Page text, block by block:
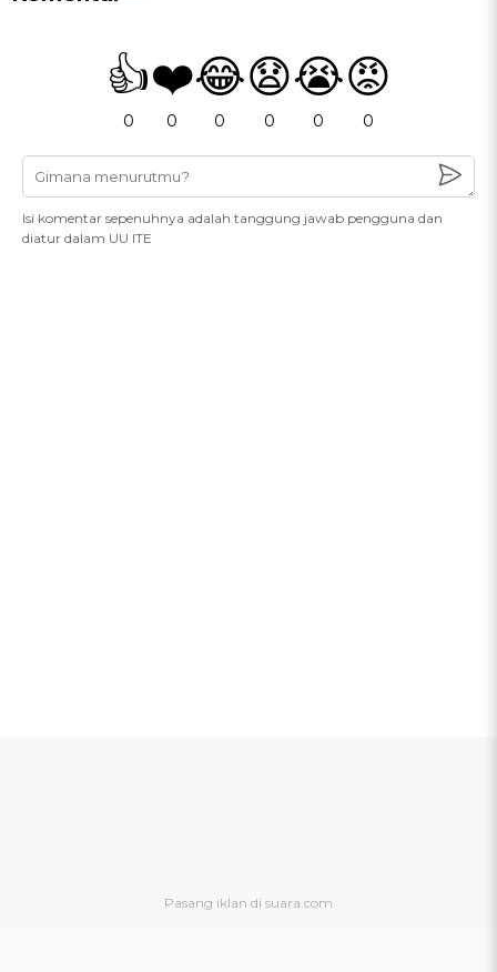
👍
0
❤️
0
😂
0
😧
0
😭
0
😡
0
Isi komentar sepenuhnya adalah tanggung jawab pengguna dan
diatur dalam UU ITE